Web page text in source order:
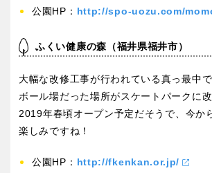
公園HP： http://spo-uozu.com/
ふくい健康の森（福井県福井市）
大幅な改修工事が行われている真っ最中
ボール場だった場所がスケートパークに改
2019年春頃オープン予定だそうで、今か
楽しみですね！
公園HP： http://fkenkan.or.jp/